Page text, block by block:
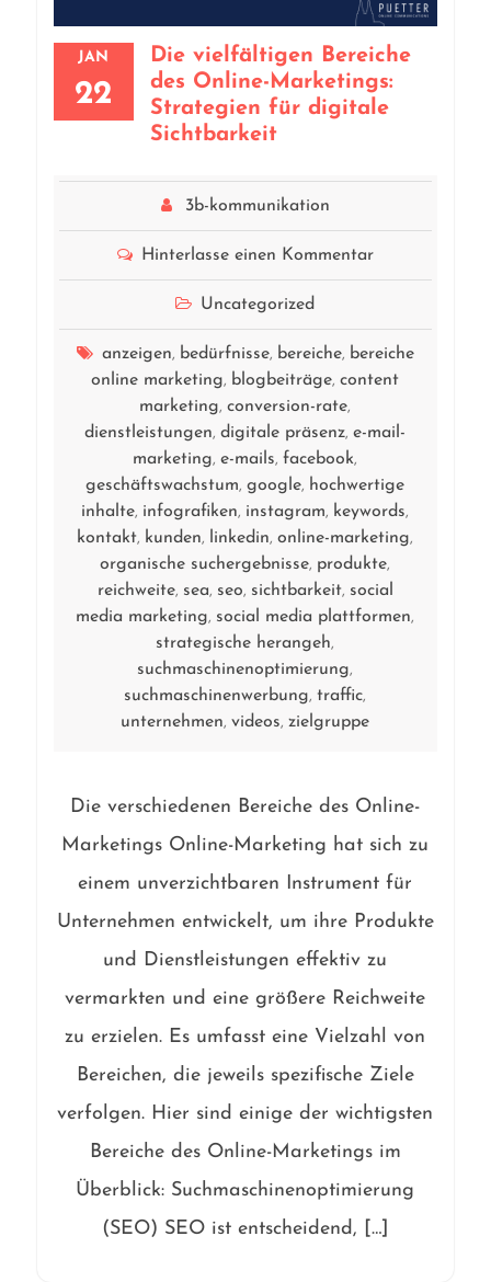
JAN
22
Die vielfältigen Bereiche
des Online-Marketings:
Strategien für digitale
Sichtbarkeit
3b-kommunikation
Hinterlasse einen Kommentar
Uncategorized
anzeigen, bedürfnisse, bereiche, bereiche
online marketing, blogbeiträge,content
marketing,conversion-rate,
dienstleistungen,digitale präsenz,e-mail-
marketing,e-mails,facebook,
geschäftswachstum,google, hochwertige
inhalte, infografiken, instagram, keywords,
kontakt, kunden, linkedin,online-marketing,
organische suchergebnisse, produkte,
reichweite, sea, seo, sichtbarkeit, social
media marketing, social media plattformen,
strategische herangeh,
suchmaschinenoptimierung,
suchmaschinenwerbung,traffic,
unternehmen,videos,zielgruppe
Die verschiedenen Bereiche des Online-
Marketings Online-Marketing hat sich zu
einem unverzichtbaren Instrument für
Unternehmen entwickelt, um ihre Produkte
und Dienstleistungen effektiv zu
vermarkten und eine größere Reichweite
zu erzielen. Es umfasst eine Vielzahl von
Bereichen, die jeweils spezifische Ziele
verfolgen. Hier sind einige der wichtigsten
Bereiche des Online-Marketings im
Überblick: Suchmaschinenoptimierung
(SEO) SEO ist entscheidend, […]